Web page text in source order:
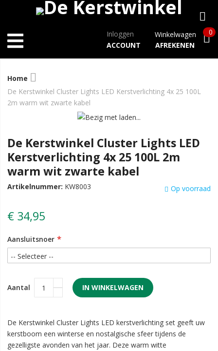
Inloggen
ACCOUNT
Winkelwagen
AFREKENEN
0
Home
De Kerstwinkel Cluster Lights LED Kerstverlichting 4x 25 100L
2m warm wit zwarte kabel
De Kerstwinkel Cluster Lights LED
Kerstverlichting 4x 25 100L 2m
warm wit zwarte kabel
Op voorraad
Artikelnummer: KW8003
€ 34,95
Aansluitsnoer
Aantal IN WINKELWAGEN
De Kerstwinkel Cluster Lights LED kerstverlichting set geeft uw
kerstboom een winterse en nostalgische sfeer tijdens de
gezelligste avonden van het jaar. Deze warm witte